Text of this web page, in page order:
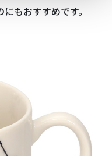
もおすすめです。